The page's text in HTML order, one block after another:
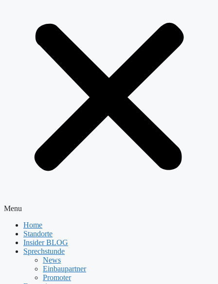
Menu
Home
Standorte
Insider BLOG
Sprechstunde
News
Einbaupartner
Promoter